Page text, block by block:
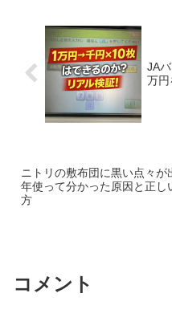
JA
万円
ニトリの敷布団に黒い点々
年使って分かった原因と正し
方
コメント